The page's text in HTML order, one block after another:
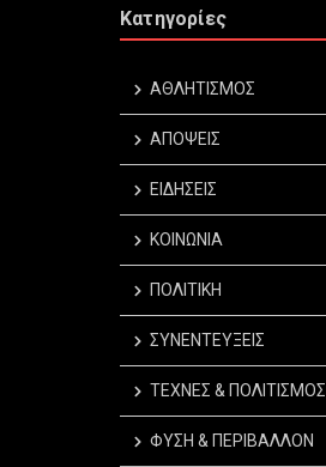
Κατηγορίες
ΑΘΛΗΤΙΣΜΟΣ
ΑΠΟΨΕΙΣ
ΕΙΔΗΣΕΙΣ
ΚΟΙΝΩΝΙΑ
ΠΟΛΙΤΙΚΗ
ΣΥΝΕΝΤΕΥΞΕΙΣ
ΤΕΧΝΕΣ & ΠΟΛΙΤΙΣΜΟΣ
ΦΥΣΗ & ΠΕΡΙΒΑΛΛΟΝ